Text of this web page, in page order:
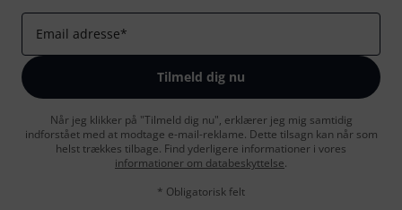
Email adresse*
Tilmeld dig nu
Når jeg klikker på "Tilmeld dig nu", erklærer jeg mig samtidig
indforstået med at modtage e-mail-reklame. Dette tilsagn kan når som
helst trækkes tilbage. Find yderligere informationer i vores
informationer om databeskyttelse.
* Obligatorisk felt